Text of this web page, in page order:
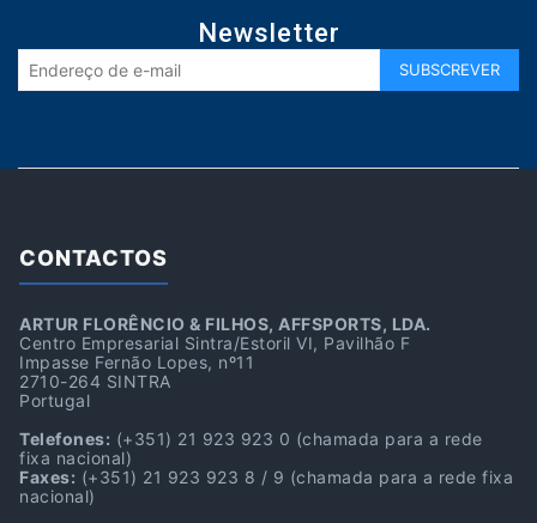
Newsletter
CONTACTOS
ARTUR FLORÊNCIO & FILHOS, AFFSPORTS, LDA.
Centro Empresarial Sintra/Estoril VI, Pavilhão F
Impasse Fernão Lopes, nº11
2710-264 SINTRA
Portugal
Telefones: (+351) 21 923 923 0 (chamada para a rede
fixa nacional)
Faxes: (+351) 21 923 923 8 / 9 (chamada para a rede fixa
nacional)